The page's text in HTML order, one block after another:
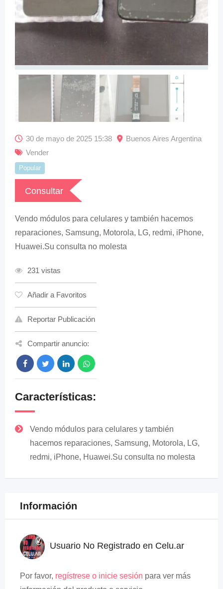
30 de mayo de 2025 15:38
Buenos Aires Argentina
Vender
Popular
Consultar
Vendo módulos para celulares y también hacemos
reparaciones, Samsung, Motorola, LG, redmi, iPhone,
Huawei.Su consulta no molesta
231 vistas
Añadir a Favoritos
Reportar Publicación
Compartir anuncio:
Características:
Vendo módulos para celulares y también
hacemos reparaciones, Samsung, Motorola, LG,
redmi, iPhone, Huawei.Su consulta no molesta
Información
Usuario No Registrado en Celu.ar
Por favor, regístrese o inicie sesión para ver más